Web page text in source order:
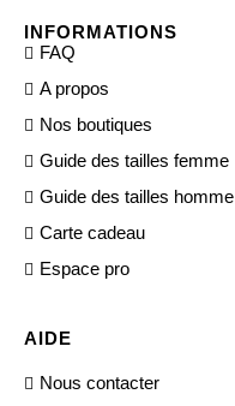
INFORMATIONS
FAQ
A propos
Nos boutiques
Guide des tailles femme
Guide des tailles homme
Carte cadeau
Espace pro
AIDE
Nous contacter